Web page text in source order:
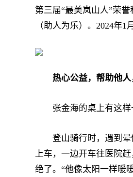
第三届“最美岚山人”荣
（助人为乐）。2024年
热心公益，帮助他
张金海的桌上有这样
登山骑行时，遇到晕倒
上车，一边开车往医院
绝了。“他像太阳一样暖